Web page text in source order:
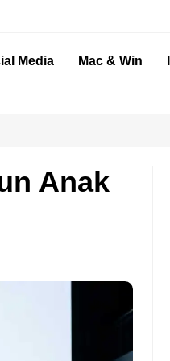
Media Mac & Win
Anak